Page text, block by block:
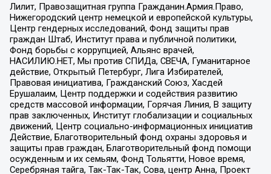
Лилит, Правозащитная группа Гражданин.Армия.Право,
Нижегородский центр немецкой и европейской культуры,
Центр гендерных исследований, Фонд защиты прав
граждан Штаб, Институт права и публичной политики,
Фонд борьбы с коррупцией, Альянс врачей,
НАСИЛИЮ.НЕТ, Мы против СПИДа, СВЕЧА, Гуманитарное
действие, Открытый Петербург, Лига Избирателей,
Правовая инициатива, Гражданский Союз, Хасдей
Ерушалаим, Центр поддержки и содействия развитию
средств массовой информации, Горячая Линия, В защиту
прав заключенных, Институт глобализации и социальных
движений, Центр социально-информационных инициатив
Действие, Благотворительный фонд охраны здоровья и
защиты прав граждан, Благотворительный фонд помощи
осужденным и их семьям, Фонд Тольятти, Новое время,
Серебряная тайга, Так-Так-Так, Сова, центр Анна, Проект